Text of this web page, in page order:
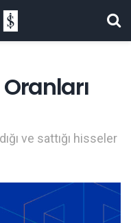
ve sattığı hisseler